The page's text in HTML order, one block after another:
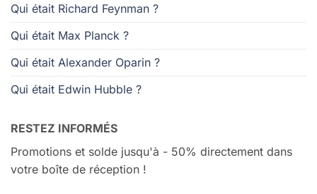
Qui était Richard Feynman ?
Qui était Max Planck ?
Qui était Alexander Oparin ?
Qui était Edwin Hubble ?
RESTEZ INFORMÉS
Promotions et solde jusqu'à - 50% directement dans
votre boîte de réception !